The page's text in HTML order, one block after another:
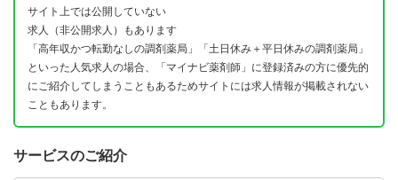
サイト上では公開していない
求人（非公開求人）もあります
「高年収かつ転勤なしの調剤薬局」「土日休み＋平日休みの調剤薬局」
といった人気求人の場合、「マイナビ薬剤師」に登録済みの方に優先的
にご紹介してしまうこともあるためサイトには求人情報が掲載されない
こともあります。
サービスのご紹介